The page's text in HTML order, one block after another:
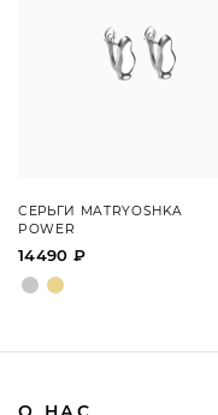
СЕРЬГИ MATRYOSHKA
POWER
14490 ₽